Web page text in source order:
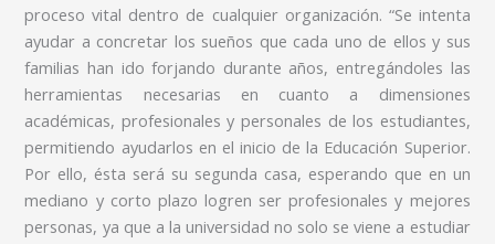
proceso vital dentro de cualquier organización. “Se intenta
ayudar a concretar los sueños que cada uno de ellos y sus
familias han ido forjando durante años, entregándoles las
herramientas necesarias en cuanto a dimensiones
académicas, profesionales y personales de los estudiantes,
permitiendo ayudarlos en el inicio de la Educación Superior.
Por ello, ésta será su segunda casa, esperando que en un
mediano y corto plazo logren ser profesionales y mejores
personas, ya que a la universidad no solo se viene a estudiar